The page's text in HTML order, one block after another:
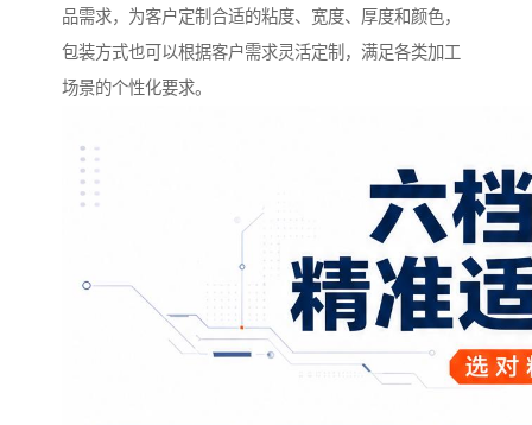
品需求，为客户定制合适的粘度、宽度、厚度和颜色，
包装方式也可以根据客户需求灵活定制，满足各类加工
场景的个性化要求。